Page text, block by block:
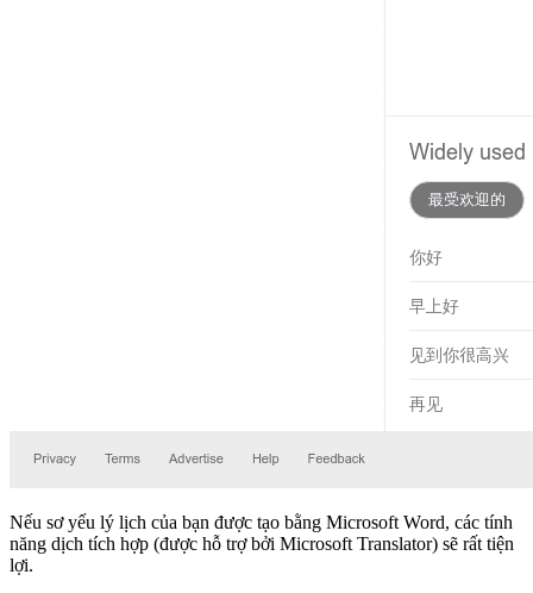
Nếu sơ yếu lý lịch của bạn được tạo bằng Microsoft Word, các tính
năng dịch tích hợp (được hỗ trợ bởi Microsoft Translator) sẽ rất tiện
lợi.